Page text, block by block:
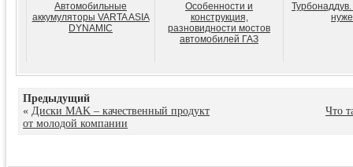
Автомобильные
аккумуляторы VARTA ASIA
DYNAMIC
Особенности и
конструкция,
разновидности мостов
автомобилей ГАЗ
Предыдущий
« Диски MAK – качественный продукт
от молодой компании
Что